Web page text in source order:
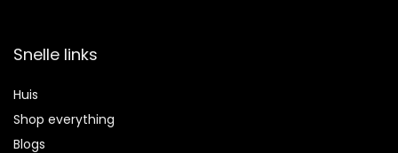
Snelle links
Huis
Shop everything
Blogs